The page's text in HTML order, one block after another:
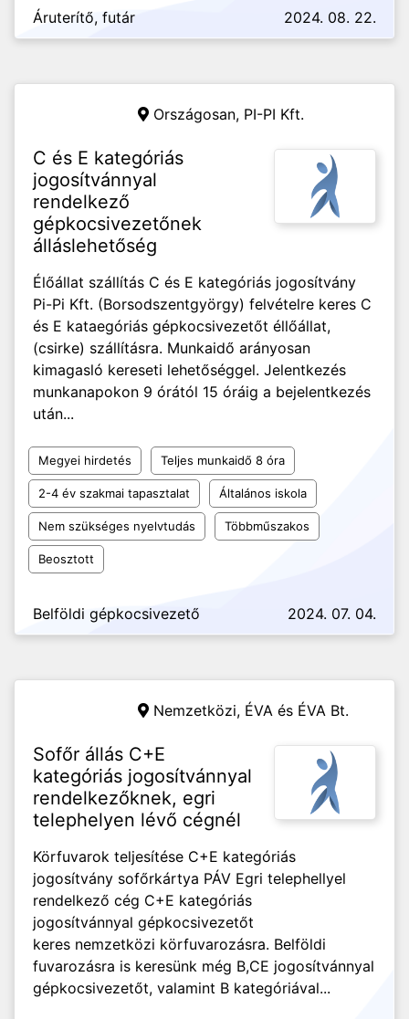
Áruterítő, futár 2024. 08. 22.
Országosan, PI-PI Kft.
C és E kategóriás
jogosítvánnyal
rendelkező
gépkocsivezetőnek
álláslehetőség
Élőállat szállítás C és E kategóriás jogosítvány
Pi-Pi Kft. (Borsodszentgyörgy) felvételre keres C
és E kataegóriás gépkocsivezetőt éllőállat,
(csirke) szállításra. Munkaidő arányosan
kimagasló kereseti lehetőséggel. Jelentkezés
munkanapokon 9 órától 15 óráig a bejelentkezés
után...
Megyei hirdetés Teljes munkaidő 8 óra
2-4 év szakmai tapasztalat Általános iskola
Nem szükséges nyelvtudás Többműszakos
Beosztott
Belföldi gépkocsivezető 2024. 07. 04.
Nemzetközi, ÉVA és ÉVA Bt.
Sofőr állás C+E
kategóriás jogosítvánnyal
rendelkezőknek, egri
telephelyen lévő cégnél
Körfuvarok teljesítése C+E kategóriás
jogosítvány sofőrkártya PÁV Egri telephellyel
rendelkező cég C+E kategóriás
jogosítvánnyal gépkocsivezetőt
keres nemzetközi körfuvarozásra. Belföldi
fuvarozásra is keresünk még B,CE jogosítvánnyal
gépkocsivezetőt, valamint B kategóriával...